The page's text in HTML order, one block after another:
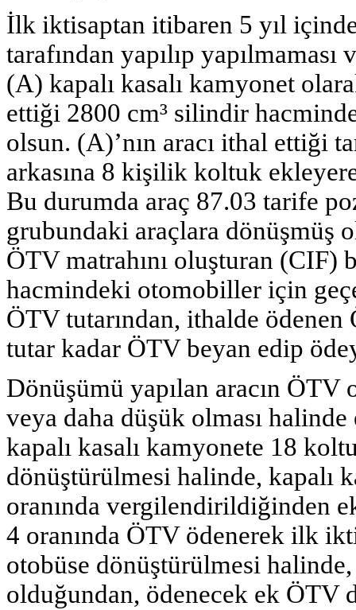
İlk iktisaptan itibaren 5 yıl
tarafından yapılıp
(A) kapalı kasalı kamyonet
ettiği 2800 cm³ silindir
olsun. (A)’nın aracı ithal ettiği
arkasına 8 kişilik koltuk
Bu durumda araç 87.03 tarife
grubundaki araçlara dönüşmüş
ÖTV matrahını oluşturan (CIF)
hacmindeki otomobiller için
ÖTV tutarından, ithalde
tutar kadar ÖTV beyan edip
Dönüşümü yapılan aracın ÖTV
veya daha düşük olması
kapalı kasalı kamyonete 18
dönüştürülmesi halinde, kapalı
oranında vergilendirildiğinden
4 oranında ÖTV ödenerek ilk
otobüse dönüştürülmesi
olduğundan, ödenecek ek ÖTV